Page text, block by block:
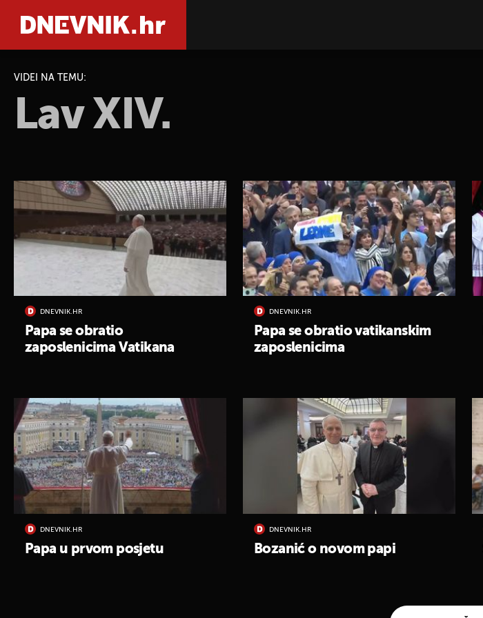
VIDEI NA TEMU:
Lav XIV.
DNEVNIK.HR
Papa se obratio
zaposlenicima Vatikana
DNEVNIK.HR
Papa se obratio vatikanskim
zaposlenicima
DNEVNIK.HR
Papa u prvom posjetu
DNEVNIK.HR
Bozanić o novom papi